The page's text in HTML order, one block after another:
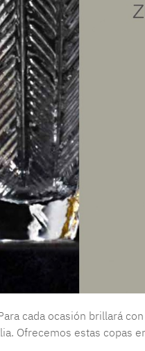
cada ocasión brillará
Ofrecemos estas copas